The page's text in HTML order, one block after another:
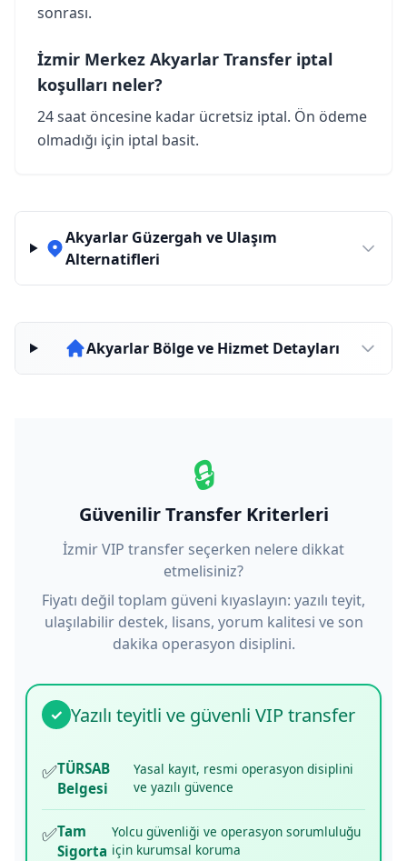
sonrası.
İzmir Merkez Akyarlar Transfer iptal
koşulları neler?
24 saat öncesine kadar ücretsiz iptal. Ön ödeme
olmadığı için iptal basit.
Akyarlar Güzergah ve Ulaşım
Alternatifleri
Akyarlar Bölge ve Hizmet Detayları
🔒
Güvenilir Transfer Kriterleri
İzmir VIP transfer seçerken nelere dikkat
etmelisiniz?
Fiyatı değil toplam güveni kıyaslayın: yazılı teyit,
ulaşılabilir destek, lisans, yorum kalitesi ve son
dakika operasyon disiplini.
✓ Yazılı teyitli ve güvenli VIP transfer
✅TÜRSAB
Belgesi
Yasal kayıt, resmi operasyon disiplini
ve yazılı güvence
✅Tam
Sigorta
Yolcu güvenliği ve operasyon sorumluluğu
için kurumsal koruma